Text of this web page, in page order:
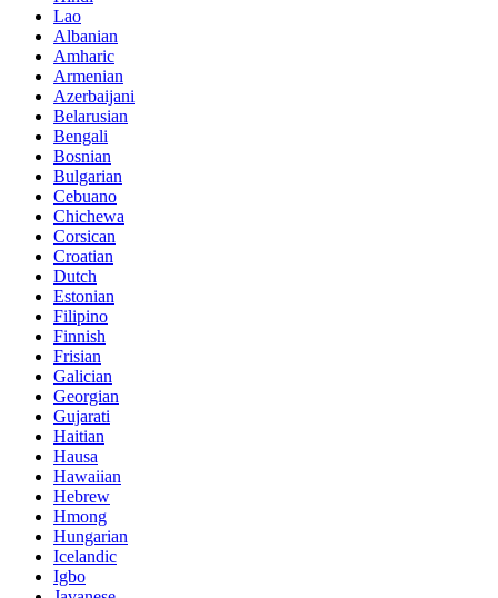
Lao
Albanian
Amharic
Armenian
Azerbaijani
Belarusian
Bengali
Bosnian
Bulgarian
Cebuano
Chichewa
Corsican
Croatian
Dutch
Estonian
Filipino
Finnish
Frisian
Galician
Georgian
Gujarati
Haitian
Hausa
Hawaiian
Hebrew
Hmong
Hungarian
Icelandic
Igbo